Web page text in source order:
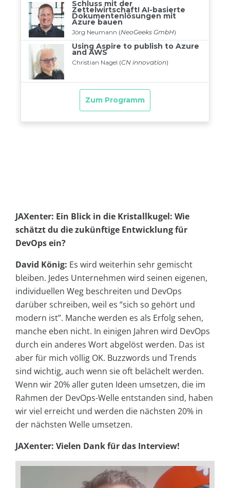
JAXenter: Ein Blick in die Kristallkugel: Wie
schätzt du die zukünftige Entwicklung für
DevOps ein?
David König: Es wird weiterhin sehr gemischt
bleiben. Jedes Unternehmen wird seinen eigenen,
individuellen Weg beschreiten und DevOps
darüber schreiben, weil es “sich so gehört und
modern ist”. Manche werden es als Erfolg sehen,
manche eben nicht. In einigen Jahren wird DevOps
durch ein anderes Wort abgelöst werden. Das ist
aber für mich völlig OK. Buzzwords und Trends
sind wichtig, auch wenn sie oft belächelt werden.
Wenn wir 20% aller guten Ideen umsetzen, die im
Rahmen der DevOps-Welle entstanden sind, haben
wir viel erreicht und werden die nächsten 20% in
der nächsten Welle umsetzen.
JAXenter: Vielen Dank für das Interview!